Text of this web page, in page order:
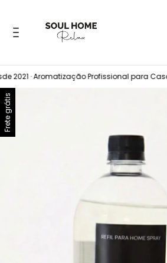
· Aromatização Profissional para
Frete grátis